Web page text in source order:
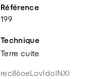
Référence
199
Technique
Terre cuite
rec86oeLovIdoINXI